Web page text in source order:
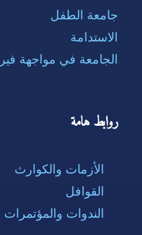
جامعة الطفل
الاستدامة
الجامعة في مواجهة
روابط هامة
الأزمات والكوارث
القوافل
الندوات والمؤتمرات